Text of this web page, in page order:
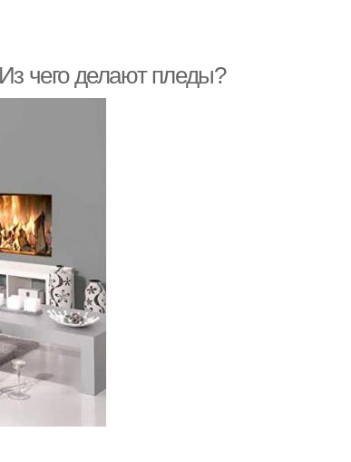
чего делают пледы?